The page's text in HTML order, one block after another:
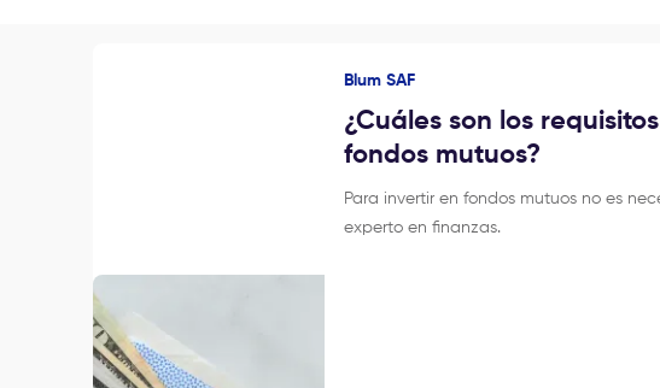
Blum SAF
¿Cuáles son los
fondos mutuos?
Para invertir en fondos mutuos no es
experto en finanzas.